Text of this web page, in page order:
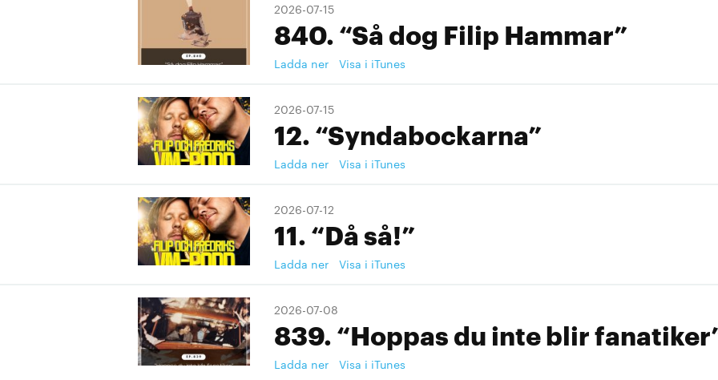
2026-07-15
840. “Så dog Filip Hammar”
Ladda ner Visa i iTunes
2026-07-15
12. “Syndabockarna”
Ladda ner Visa i iTunes
2026-07-12
11. “Då så!”
Ladda ner Visa i iTunes
2026-07-08
839. “Hoppas du inte blir
Ladda ner Visa i iTunes